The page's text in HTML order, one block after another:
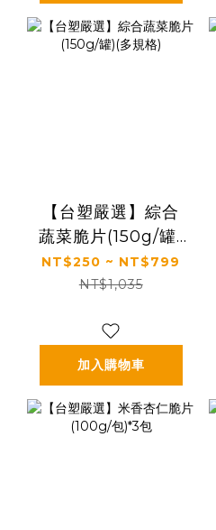
【台塑嚴選】綜合
蔬菜脆片(150g/罐)
(多規格)
NT$250 ~ NT$799
NT$1,035
加入購物車